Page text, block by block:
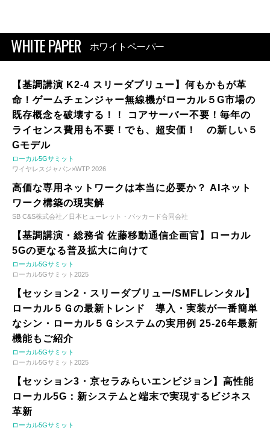
WHITE PAPER ホワイトペーパー
【基調講演 K2-4 スリーダブリュー】何もかもが革
命！ゲームチェンジャー無線機がローカル５G市場の
既存概念を破壊する！！ コアサーバー不要！毎年の
ライセンス費用も不要！でも、超安価！ の新しい５
Gモデル
ローカル5Gサミット
ワイヤレスジャパン×WTP 2026
高価な専用ネットワークは本当に必要か？ AIネット
ワーク構築の現実解
SB C&S株式会社／日本ヒューレット・パッカード合同会社
【基調講演・総務省 佐藤移動通信企画官】ローカル
5Gの更なる普及拡大に向けて
ローカル5Gサミット
ローカル5Gサミット2025
【セッション2・スリーダブリュー/SMFLレンタル】
ローカル５Ｇの最新トレンド 導入・実装が一番簡単
なシン・ローカル５Ｇシステムの実用例 25-26年最新
機能もご紹介
ローカル5Gサミット
ローカル5Gサミット2025
【セッション3・京セラみらいエンビジョン】高性能
ローカル5G：新システムと端末で実現するビジネス
革新
ローカル5Gサミット